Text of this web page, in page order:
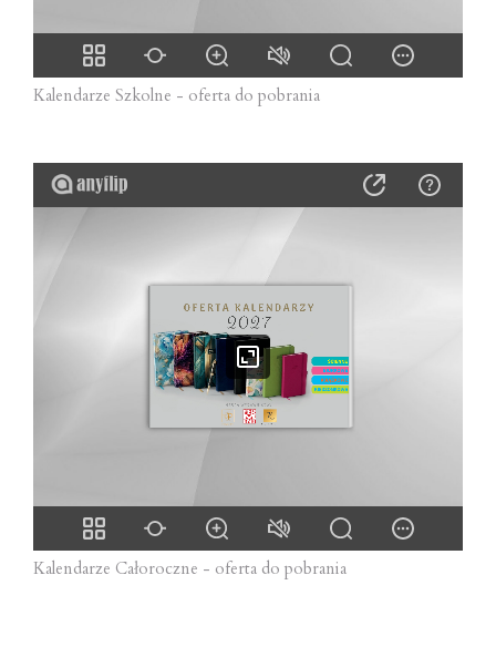
Kalendarze Szkolne - oferta do pobrania
Kalendarze Całoroczne - oferta do pobrania